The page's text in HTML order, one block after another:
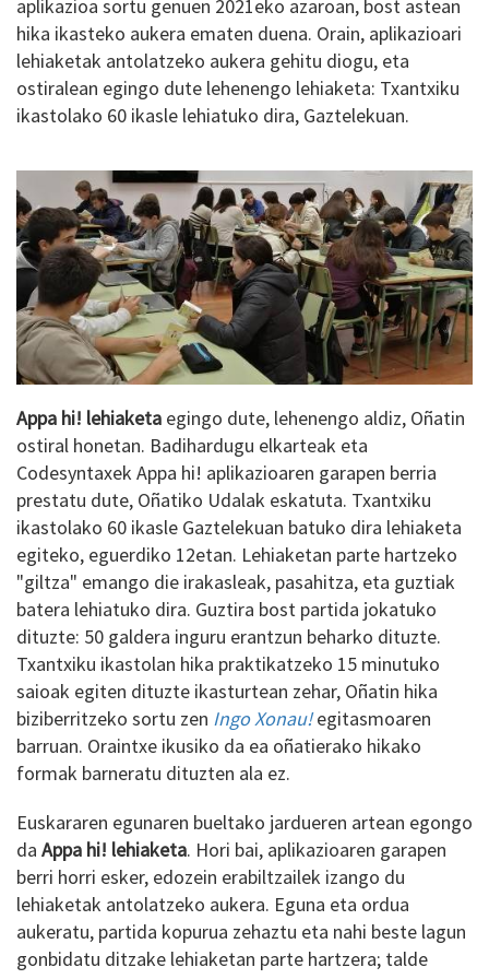
aplikazioa sortu genuen 2021eko azaroan, bost astean
hika ikasteko aukera ematen duena. Orain, aplikazioari
lehiaketak antolatzeko aukera gehitu diogu, eta
ostiralean egingo dute lehenengo lehiaketa: Txantxiku
ikastolako 60 ikasle lehiatuko dira, Gaztelekuan.
Appa hi! lehiaketa egingo dute, lehenengo aldiz, Oñatin
ostiral honetan. Badihardugu elkarteak eta
Codesyntaxek Appa hi! aplikazioaren garapen berria
prestatu dute, Oñatiko Udalak eskatuta. Txantxiku
ikastolako 60 ikasle Gaztelekuan batuko dira lehiaketa
egiteko, eguerdiko 12etan. Lehiaketan parte hartzeko
"giltza" emango die irakasleak, pasahitza, eta guztiak
batera lehiatuko dira. Guztira bost partida jokatuko
dituzte: 50 galdera inguru erantzun beharko dituzte.
Txantxiku ikastolan hika praktikatzeko 15 minutuko
saioak egiten dituzte ikasturtean zehar, Oñatin hika
biziberritzeko sortu zen Ingo Xonau!egitasmoaren
barruan. Oraintxe ikusiko da ea oñatierako hikako
formak barneratu dituzten ala ez.
Euskararen egunaren bueltako jardueren artean egongo
da Appa hi! lehiaketa. Hori bai, aplikazioaren garapen
berri horri esker, edozein erabiltzailek izango du
lehiaketak antolatzeko aukera. Eguna eta ordua
aukeratu, partida kopurua zehaztu eta nahi beste lagun
gonbidatu ditzake lehiaketan parte hartzera; talde